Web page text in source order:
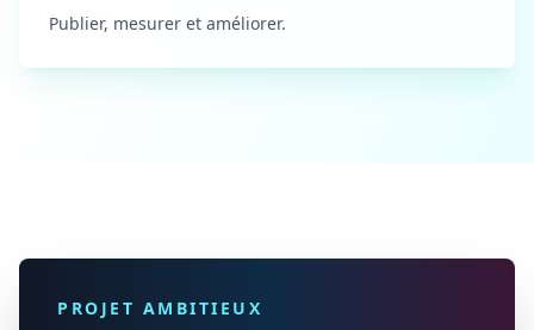
Publier, mesurer et améliorer.
PROJET AMBITIEUX